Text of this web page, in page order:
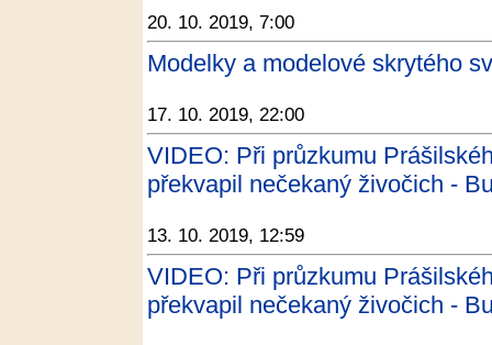
20. 10. 2019, 7:00
Modelky a modelové skrytého
17. 10. 2019, 22:00
VIDEO: Při průzkumu
překvapil nečekaný živočich -
13. 10. 2019, 12:59
VIDEO: Při průzkumu
překvapil nečekaný živočich -